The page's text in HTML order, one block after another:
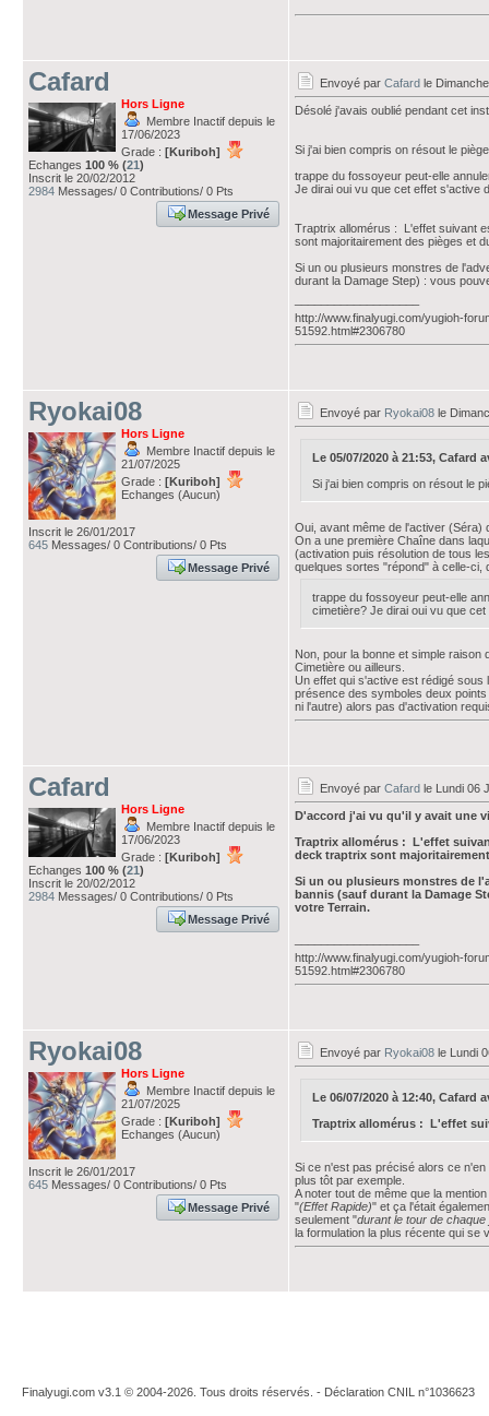
Cafard
Hors Ligne
Membre Inactif depuis le
17/06/2023
Grade : [Kuriboh]
Echanges 100 % (21)
Inscrit le 20/02/2012
2984 Messages/ 0 Contributions/ 0 Pts
Message Privé
Envoyé par Cafard le
Désolé j'avais oublié pendant cet
Si j'ai bien compris on résout le
trappe du fossoyeur peut-elle
Je dirai oui vu que cet effet s'active
Traptrix allomérus : L'effet suivant
sont majoritairement des pièges et
Si un ou plusieurs monstres de
durant la Damage Step) : vous
http://www.finalyugi.com/yugioh-
51592.html#2306780
Ryokai08
Hors Ligne
Membre Inactif depuis le
21/07/2025
Grade : [Kuriboh]
Echanges (Aucun)
Inscrit le 26/01/2017
645 Messages/ 0 Contributions/ 0 Pts
Message Privé
Envoyé par Ryokai08 le
Le 05/07/2020 à 21:53, Cafard
Si j'ai bien compris on résout le
Oui, avant même de l'activer (Séra)
On a une première Chaîne dans
(activation puis résolution de tous
quelques sortes "répond" à celle-ci,
trappe du fossoyeur peut-elle
cimetière? Je dirai oui vu que
Non, pour la bonne et simple
Cimetière ou ailleurs.
Un effet qui s'active est rédigé sous
présence des symboles deux
ni l'autre) alors pas d'activation
Cafard
Hors Ligne
Membre Inactif depuis le
17/06/2023
Grade : [Kuriboh]
Echanges 100 % (21)
Inscrit le 20/02/2012
2984 Messages/ 0 Contributions/ 0 Pts
Message Privé
Envoyé par Cafard le Lundi 06
D'accord j'ai vu qu'il y avait une
Traptrix allomérus : L'effet
deck traptrix sont
Si un ou plusieurs monstres de
bannis (sauf durant la Damage
votre Terrain.
http://www.finalyugi.com/yugioh-
51592.html#2306780
Ryokai08
Hors Ligne
Membre Inactif depuis le
21/07/2025
Grade : [Kuriboh]
Echanges (Aucun)
Inscrit le 26/01/2017
645 Messages/ 0 Contributions/ 0 Pts
Message Privé
Envoyé par Ryokai08 le Lundi
Le 06/07/2020 à 12:40, Cafard
Traptrix allomérus : L'effet
Si ce n'est pas précisé alors ce
plus tôt par exemple.
A noter tout de même que la
"(Effet Rapide)" et ça l'était
seulement "durant le tour de chaque
la formulation la plus récente qui se
Finalyugi.com v3.1 © 2004-2026. Tous droits réservés. - Déclaration CNIL n°1036623